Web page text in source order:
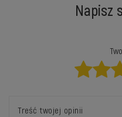
Napisz
Treść twojej opinii